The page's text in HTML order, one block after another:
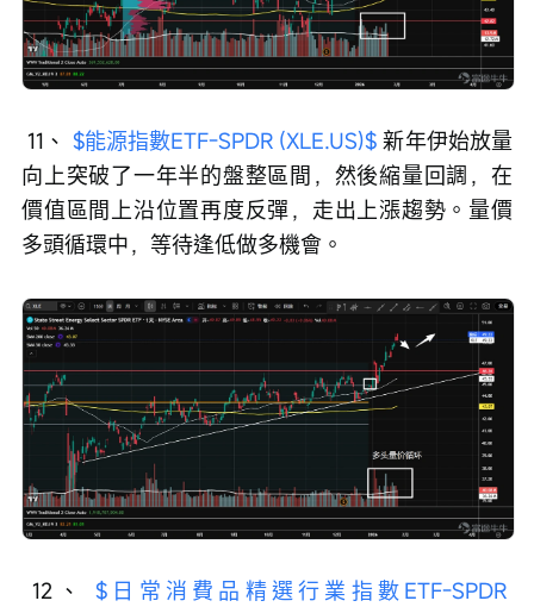
11、 $能源指數ETF-SPDR (XLE.US)$ 新年伊始放量
向上突破了一年半的盤整區間，然後縮量回調，在
價值區間上沿位置再度反彈，走出上漲趨勢。量價
多頭循環中，等待逢低做多機會。
12、 $日常消費品精選行業指數ETF-SPDR